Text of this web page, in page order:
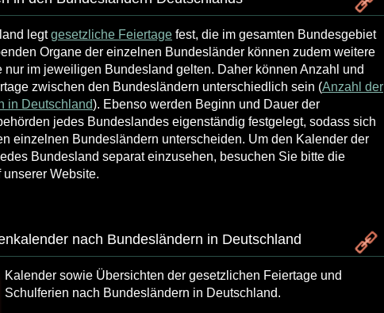
legtgesetzliche Feiertage fest, die im gesamten Bundesgebiet
Organe der einzelnen Bundesländer können zudem weitere
nur im jeweiligen Bundesland gelten. Daher können Anzahl und
zwischen den Bundesländern unterschiedlich sein (Anzahl der
in Deutschland). Ebenso werden Beginn und Dauer der
jedes Bundeslandes eigenständig festgelegt, sodass sich
einzelnen Bundesländern unterscheiden. Um den Kalender der
Bundesland separat einzusehen, besuchen Sie bitte die
Website.
nach Bundesländern in Deutschland
Kalender sowie Übersichten der gesetzlichen Feiertage und
Schulferien nach Bundesländern in Deutschland.